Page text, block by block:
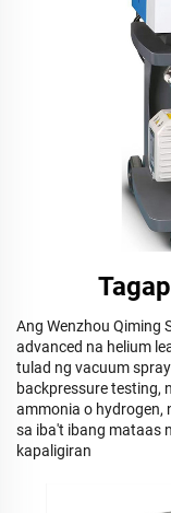
Ang Wenzhou Qiming
advanced na helium
tulad ng vacuum
backpressure testing,
ammonia o hydrogen,
sa iba't ibang mataas
kapaligiran